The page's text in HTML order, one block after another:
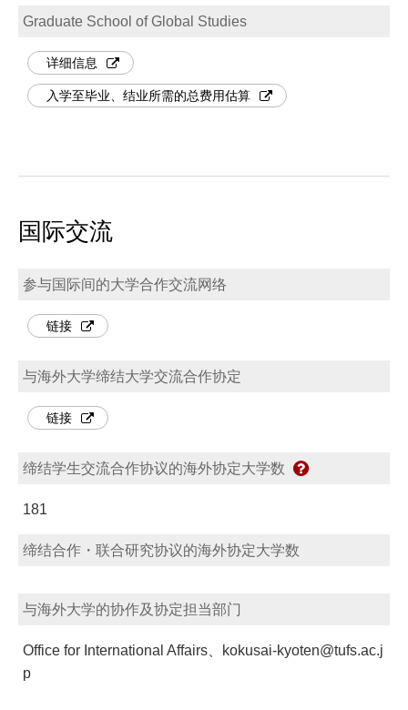
Graduate School of Global Studies
详细信息
入学至毕业、结业所需的总费用估算
国际交流
参与国际间的大学合作交流网络
链接
与海外大学缔结大学交流合作协定
链接
缔结学生交流合作协议的海外协定大学数
181
缔结合作・联合研究协议的海外协定大学数
与海外大学的协作及协定担当部门
Office for International Affairs、kokusai-kyoten@tufs.ac.j
p